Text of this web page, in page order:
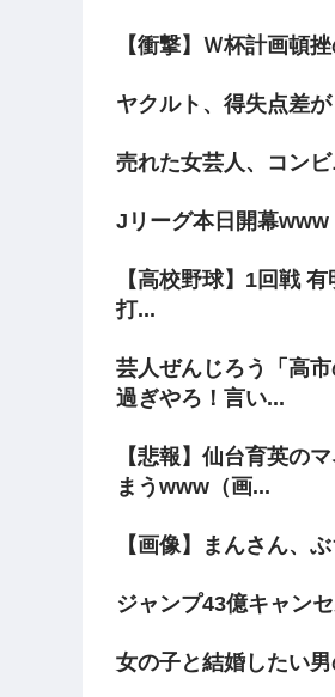
【衝撃】Ｗ杯計画頓
ヤクルト、得失点差
売れた女芸人、コン
Jリーグ本日開幕www
【高校野球】1回戦
打...
芸人ぜんじろう「高
過ぎやろ！言い...
【悲報】仙台育英の
まうwww（画...
【画像】まんさん、
ジャンプ43億キャン
女の子と結婚したい